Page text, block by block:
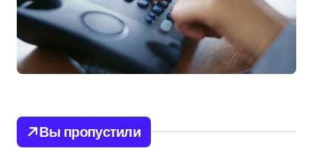
Вы пропустили